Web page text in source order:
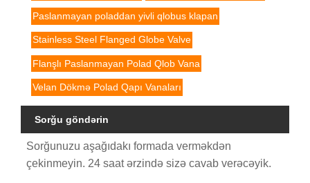
Paslanmayan poladdan yivli qlobus klapan
Stainless Steel Flanged Globe Valve
Flanşlı Paslanmayan Polad Qlob Vana
Velan Dökmə Polad Qapı Vanaları
Sorğu göndərin
Sorğunuzu aşağıdakı formada verməkdən
çekinmeyin. 24 saat ərzində sizə cavab verəcəyik.